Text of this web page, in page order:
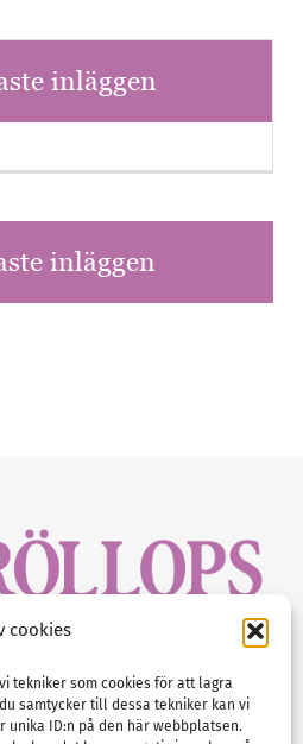
cookies
tekniker som cookies för att lagra
samtycker till dessa tekniker kan vi
ID:n på den här webbplatsen.
inläggen
inläggen
11 90